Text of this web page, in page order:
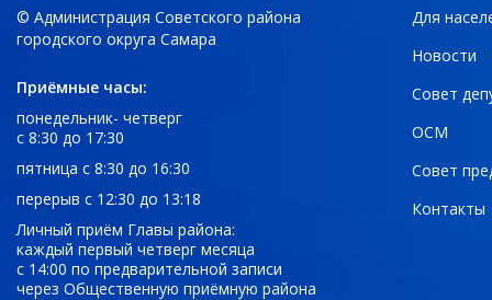
© Администрация Советского района
городского округа Самара
Приёмные часы:
понедельник- четверг
с 8:30 до 17:30
пятница с 8:30 до 16:30
перерыв с 12:30 до 13:18
Личный приём Главы района:
каждый первый четверг месяца
с 14:00 по предварительной записи
через Общественную приёмную района
Для
Новости
Совет
ОСМ
Совет
Контакты